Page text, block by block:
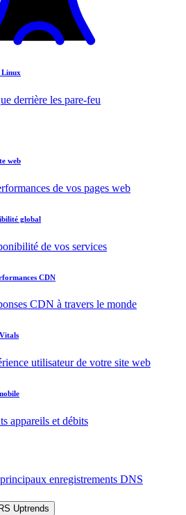
Linux
derrière les pare-feu
web
de vos pages web
global
de vos services
CDN
CDN à travers le monde
utilisateur de votre site web
appareils et débits
enregistrements DNS
Uptrends